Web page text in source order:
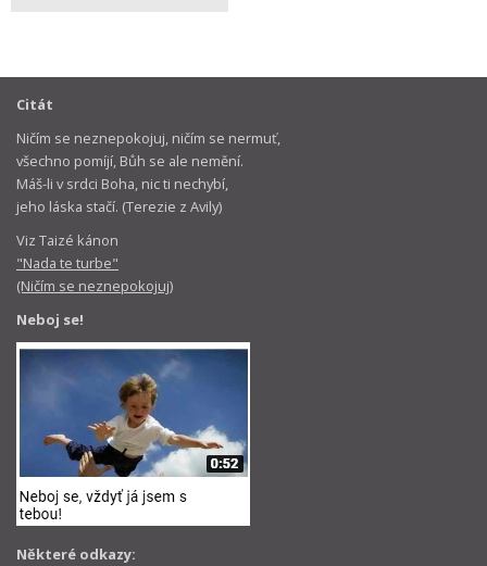
Citát
Ničím se neznepokojuj, ničím se nermuť,
všechno pomíjí, Bůh se ale nemění.
Máš-li v srdci Boha, nic ti nechybí,
jeho láska stačí. (Terezie z Avily)
Viz Taizé kánon
"Nada te turbe"
(Ničím se neznepokojuj)
Neboj se!
Některé odkazy: